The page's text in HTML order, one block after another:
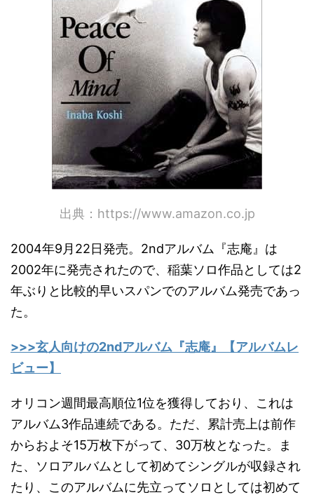
出典：https://www.amazon.co.jp
2004年9月22日発売。2ndアルバム『志庵』は
2002年に発売されたので、稲葉ソロ作品としては2
年ぶりと比較的早いスパンでのアルバム発売であっ
た。
>>>玄人向けの2ndアルバム『志庵』【アルバムレ
ビュー】
オリコン週間最高順位1位を獲得しており、これは
アルバム3作品連続である。ただ、累計売上は前作
からおよそ15万枚下がって、30万枚となった。ま
た、ソロアルバムとして初めてシングルが収録され
たり、このアルバムに先立ってソロとしては初めて